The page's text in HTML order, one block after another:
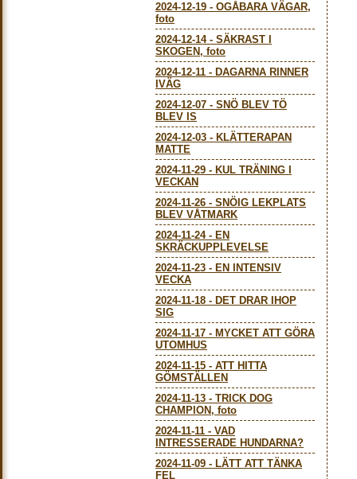
2024-12-19 - OGÅBARA VÄGAR,
foto
2024-12-14- SÄKRAST I
SKOGEN, foto
2024-12-11 - DAGARNA RINNER
IVÄG
2024-12-07 - SNÖ BLEV TÖ
BLEV IS
2024-12-03 - KLÄTTERAPAN
MATTE
2024-11-29 - KUL TRÄNING I
VECKAN
2024-11-26 - SNÖIG LEKPLATS
BLEV VÅTMARK
2024-11-24- EN
SKRÄCKUPPLEVELSE
2024-11-23 - EN INTENSIV
VECKA
2024-11-18 - DET DRAR IHOP
SIG
2024-11-17 - MYCKET ATT GÖRA
UTOMHUS
2024-11-15 - ATT HITTA
GÖMSTÄLLEN
2024-11-13 - TRICK DOG
CHAMPION, foto
2024-11-11 - VAD
INTRESSERADE HUNDARNA?
2024-11-09 - LÄTT ATT TÄNKA
FEL